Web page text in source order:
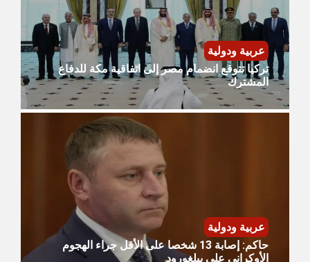
عربية ودولية
تركيا تتوقع انضمام مصر إلى اتفاقية مكة للدفاع
المشترك
عربية ودولية
حاكم: إصابة 13 شخصا على الأقل جراء الهجوم
الأوكراني على بيلغورود